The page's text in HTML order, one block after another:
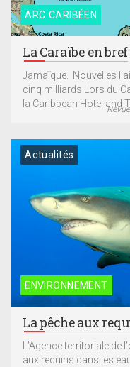
ARC CARIBÉEN
La Caraïbe en bref
Jamaïque. Nouvelles
cinq milliards Lors du
la Caribbean Hotel and
ENVIRONNEMENT
Actualités
La pêche aux
L’Agence territoriale de
aux requins dans les